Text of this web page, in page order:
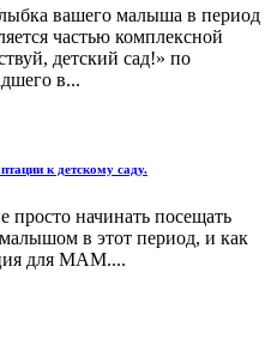
вашего малыша в период
частью комплексной
детский сад!» по
в...
к детскому саду.
просто начинать посещать
в этот период, и как
для МАМ....